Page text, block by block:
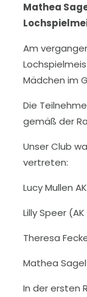
Mathea
Am
Mädchen im
Die
gemäß der
Unser Club
vertreten:
Lucy Mullen
Lilly Speer (AK
Theresa
Mathea Sagel
In der ersten